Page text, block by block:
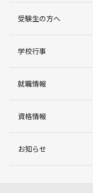
受験生の方へ
学校行事
就職情報
資格情報
お知らせ